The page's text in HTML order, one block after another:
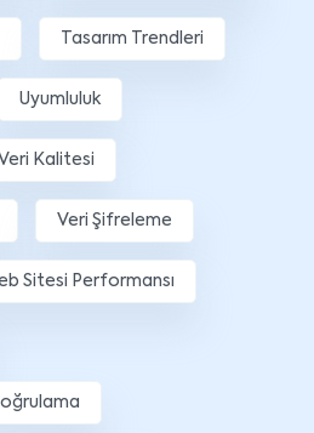
Tasarım Trendleri
Uyumluluk
Kalitesi
Veri Şifreleme
Sitesi Performansı